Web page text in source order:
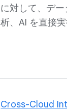
に対して、デ
析、AI を直接実
Cross-Cloud